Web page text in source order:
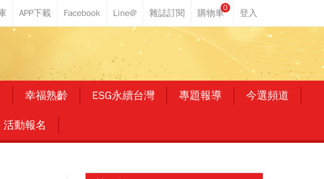
0
幸福熟齡 ESG永續台灣 專題報導 今選頻道
活動報名